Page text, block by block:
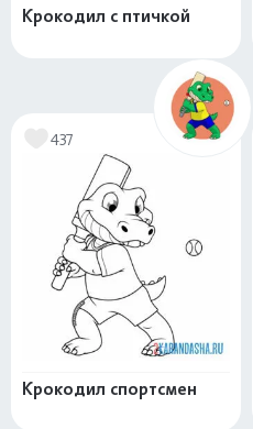
Крокодил с птичкой
437
Крокодил спортсмен